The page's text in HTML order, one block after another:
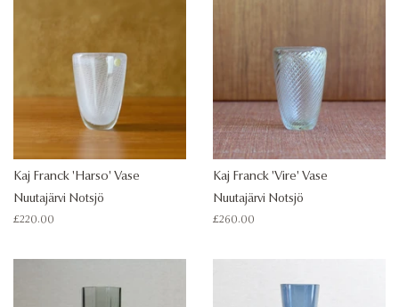
Kaj Franck 'Harso' Vase
Nuutajärvi Notsjö
Regular
£220.00
Kaj Franck 'Vire' Vase
Nuutajärvi Notsjö
Regular
£260.00